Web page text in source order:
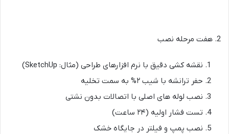
2. هفت مرحله نصب
نقشه کشی دقیق با نرم افزارهای طراحی (مثال: SketchUp)
حفر ترانشه با شیب ۲% به سمت تخلیه
نصب لوله های اصلی با اتصالات بدون نشتی
تست فشار اولیه (۲۴ ساعت)
نصب پمپ و فیلتر در جایگاه خشک